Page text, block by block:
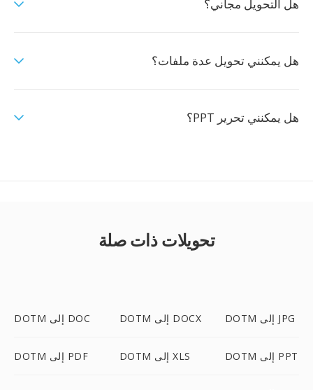
هل التحويل مجاني؟
هل يمكنني تحويل عدة ملفات؟
هل يمكنني تحرير PPT؟
تحويلات ذات صلة
DOTM إلى DOC DOTM إلى DOCX DOTM إلى JPG
DOTM إلى PDF DOTM إلى XLS DOTM إلى PPT